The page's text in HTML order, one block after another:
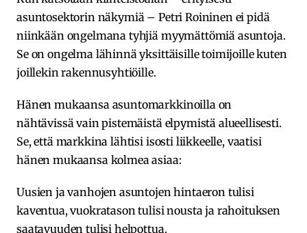
asuntosektorin näkymiä – Petri Roininen ei pidä
niinkään ongelmana tyhjiä myymättömiä asuntoja.
Se on ongelma lähinnä yksittäisille toimijoille kuten
joillekin rakennusyhtiöille.
Hänen mukaansa asuntomarkkinoilla on
nähtävissä vain pistemäistä elpymistä alueellisesti.
Se, että markkina lähtisi isosti liikkeelle, vaatisi
hänen mukaansa kolmea asiaa:
Uusien ja vanhojen asuntojen hintaeron tulisi
kaventua, vuokratason tulisi nousta ja rahoituksen
saatavuuden tulisi helpottua.